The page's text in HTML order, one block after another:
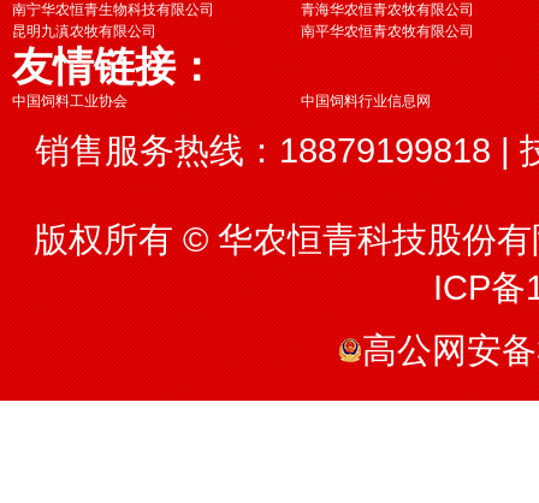
南宁华农恒青生物科技有限公司
青海华农恒青农牧有限公司
昆明九滇农牧有限公司
南平华农恒青农牧有限公司
友情链接：
中国饲料工业协会 中国饲料行业信息网
销售服务热线：18879199818 |
版权所有 © 华农恒青科技股份
ICP备
高公网安